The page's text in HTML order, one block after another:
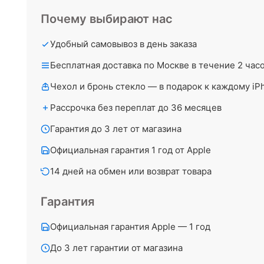
Почему выбирают нас
Удобный самовывоз в день заказа
Бесплатная доставка по Москве в течение 2
Чехол и бронь стекло — в подарок к каждому
Рассрочка без переплат до 36 месяцев
Гарантия до 3 лет от магазина
Официальная гарантия 1 год от Apple
14 дней на обмен или возврат товара
Гарантия
Официальная гарантия Apple — 1 год
До 3 лет гарантии от магазина